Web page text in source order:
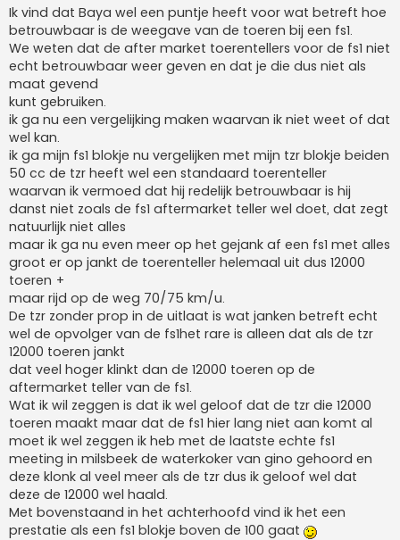
r
c
h
t
Ik vind dat Baya wel een puntje heeft voor wat betreft hoe
betrouwbaar is de weegave van de toeren bij een fs1.
We weten dat de after market toerentellers voor de fs1 niet
echt betrouwbaar weer geven en dat je die dus niet als
maat gevend
kunt gebruiken.
ik ga nu een vergelijking maken waarvan ik niet weet of dat
wel kan.
ik ga mijn fs1 blokje nu vergelijken met mijn tzr blokje beiden
50 cc de tzr heeft wel een standaard toerenteller
waarvan ik vermoed dat hij redelijk betrouwbaar is hij
danst niet zoals de fs1 aftermarket teller wel doet, dat zegt
natuurlijk niet alles
maar ik ga nu even meer op het gejank af een fs1 met alles
groot er op jankt de toerenteller helemaal uit dus 12000
toeren +
maar rijd op de weg 70/75 km/u.
De tzr zonder prop in de uitlaat is wat janken betreft echt
wel de opvolger van de fs1het rare is alleen dat als de tzr
12000 toeren jankt
dat veel hoger klinkt dan de 12000 toeren op de
aftermarket teller van de fs1.
Wat ik wil zeggen is dat ik wel geloof dat de tzr die 12000
toeren maakt maar dat de fs1 hier lang niet aan komt al
moet ik wel zeggen ik heb met de laatste echte fs1
meeting in milsbeek de waterkoker van gino gehoord en
deze klonk al veel meer als de tzr dus ik geloof wel dat
deze de 12000 wel haald.
Met bovenstaand in het achterhoofd vind ik het een
prestatie als een fs1 blokje boven de 100 gaat